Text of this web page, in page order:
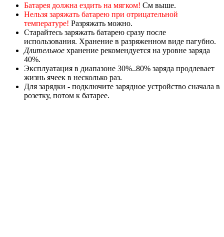
Батарея должна ездить на мягком! См выше.
Нельзя заряжать батарею при отрицательной
температуре! Разряжать можно.
Старайтесь заряжать батарею сразу после
использования. Хранение в разряженном виде пагубно.
Длительное хранение рекомендуется на уровне заряда
40%.
Эксплуатация в диапазоне 30%..80% заряда продлевает
жизнь ячеек в несколько раз.
Для зарядки - подключите зарядное устройство сначала в
розетку, потом к батарее.